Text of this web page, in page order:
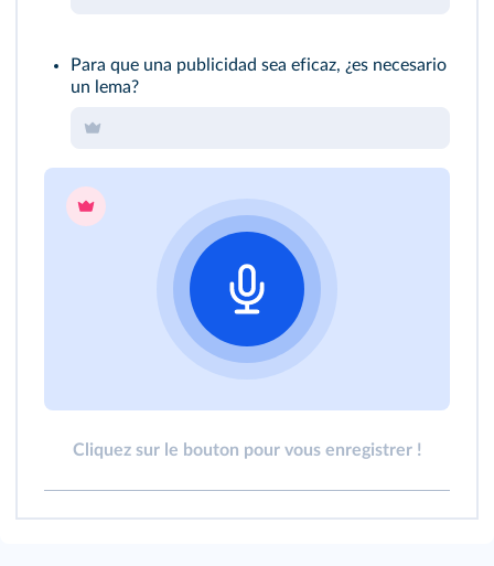
Para que una publicidad sea eficaz, ¿es necesario
un lema?
Cliquez sur le bouton pour vous enregistrer !